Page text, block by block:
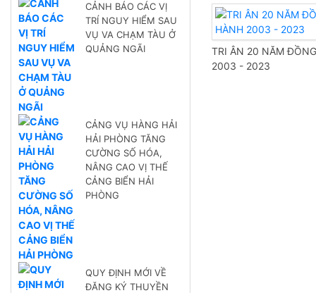
CẢNH BÁO CÁC VỊ
TRÍ NGUY HIỂM SAU
VỤ VA CHẠM TÀU Ở
QUẢNG NGÃI
CẢNG VỤ HÀNG HẢI
HẢI PHÒNG TĂNG
CƯỜNG SỐ HÓA,
NÂNG CAO VỊ THẾ
CẢNG BIỂN HẢI
PHÒNG
QUY ĐỊNH MỚI VỀ
ĐĂNG KÝ THUYỀN
TRI ÂN 20 NĂM
2003 - 2023